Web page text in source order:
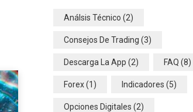
Análsis Técnico (2)
Consejos De Trading (3)
Descarga La App (2) FAQ (8)
Forex(1) Indicadores (5)
Opciones Digitales (2)